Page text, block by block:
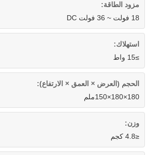
مزود الطاقة:
18 فولت ~ 36 فولت DC
استهلاك:
≥15 واط
الحجم (العرض × العمق × الارتفاع):
180×180×150ملم
وزن:
≤4.8 كجم